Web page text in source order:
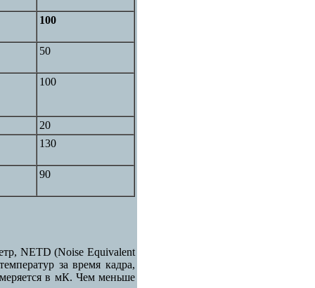
100
50
100
20
130
90
NETD (Noise Equivalent
за время кадра,
в мК. Чем меньше